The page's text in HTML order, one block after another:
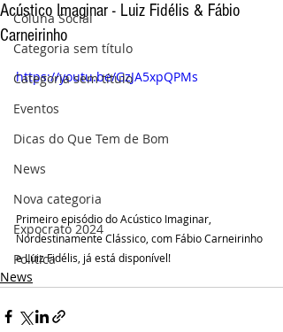
Coluna Social
Categoria sem título
Categoria sem título
Eventos
Dicas do Que Tem de Bom
News
Nova categoria
Expocrato 2024
Política
Acústico Imaginar - Luiz Fidélis & Fábio
Carneirinho
https://youtu.be/GzJA5xpQPMs
Primeiro episódio do Acústico Imaginar,
Nordestinamente Clássico, com Fábio Carneirinho
e Luiz Fidélis, já está disponível!
News